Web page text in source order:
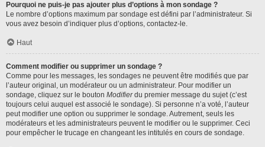
Pourquoi ne puis-je pas ajouter plus d’options à mon sondage ?
Le nombre d’options maximum par sondage est défini par l’administrateur. Si
vous avez besoin d’indiquer plus d’options, contactez-le.
Haut
Comment modifier ou supprimer un sondage ?
Comme pour les messages, les sondages ne peuvent être modifiés que par
l’auteur original, un modérateur ou un administrateur. Pour modifier un
sondage, cliquez sur le bouton Modifierdu premier message du sujet (c’est
toujours celui auquel est associé le sondage). Si personne n’a voté, l’auteur
peut modifier une option ou supprimer le sondage. Autrement, seuls les
modérateurs et les administrateurs peuvent le modifier ou le supprimer. Ceci
pour empêcher le trucage en changeant les intitulés en cours de sondage.